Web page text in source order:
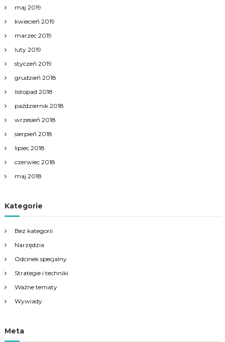
maj 2019
kwiecień 2019
marzec 2019
luty 2019
styczeń 2019
grudzień 2018
listopad 2018
październik 2018
wrzesień 2018
sierpień 2018
lipiec 2018
czerwiec 2018
maj 2018
Kategorie
Bez kategorii
Narzędzia
Odcinek specjalny
Strategie i techniki
Ważne tematy
Wywiady
Meta